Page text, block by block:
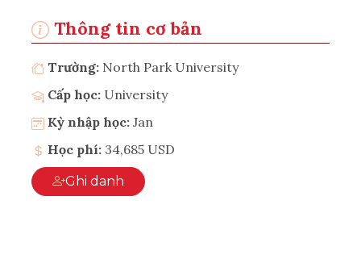
Thông tin cơ bản
Trường: North Park University
Cấp học: University
Kỳ nhập học: Jan
Học phí: 34,685 USD
Ghi danh